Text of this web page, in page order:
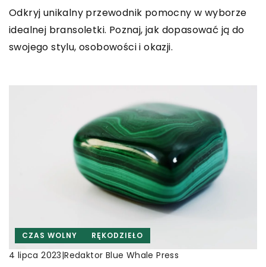
Odkryj unikalny przewodnik pomocny w wyborze
idealnej bransoletki. Poznaj, jak dopasować ją do
swojego stylu, osobowości i okazji.
CZAS WOLNY RĘKODZIEŁO
4 lipca 2023|Redaktor Blue Whale Press